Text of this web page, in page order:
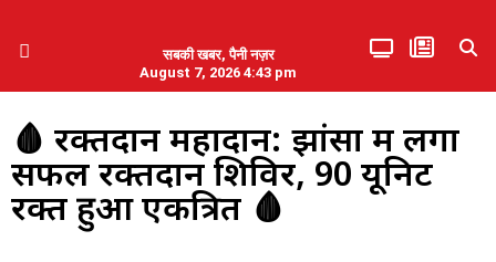
सबकी खबर, पैनी नज़र
August 7, 2026 4:43 pm
🩸 रक्तदान महादान: झांसा में लगा
सफल रक्तदान शिविर, 90 यूनिट
रक्त हुआ एकत्रित 🩸